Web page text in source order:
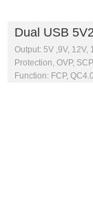
Dual USB
Output: 5V ,9V,
Protection, OVP,
Function: FCP,